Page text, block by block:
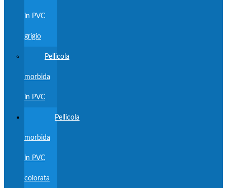
in PVC
grigio
Pellicola
morbida
in PVC
Pellicola
morbida
in PVC
colorata